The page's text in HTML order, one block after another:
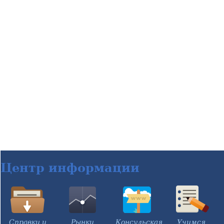
Центр информации
Справки и Рынки Консульская Учимся